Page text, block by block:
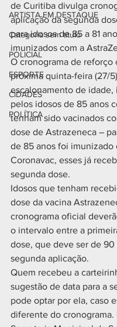
ARTISTA EM DESTAQUE
Categoria sem título
POLICIAL
ESPORTE
CIDADES
POLÍTICA
de Curitiba divulga
aplicação da segunda
para idosos de 85 a 81
imunizados com a
O cronograma de reforço
próxima quinta-feira (27/
escalonamento de idade,
pelos idosos de 85 anos
tenham sido vacinados
dose de Astrazeneca –
de 85 anos foi imunizado
Coronavac, esses já
segunda dose.
Idosos que tenham
dose da vacina
cronograma oficial
o intervalo entre a
dose, que deve ser de 90
segunda aplicação.
Quem recebeu a
sugestão de data para a
pode optar por ela, caso
diferente do cronograma.